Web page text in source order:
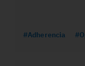
#Adherencia